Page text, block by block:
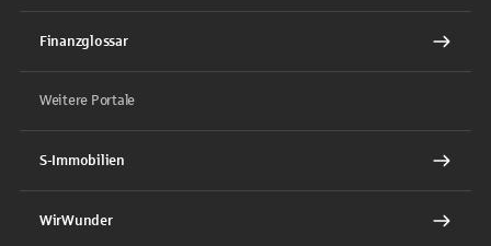
Finanzglossar
Weitere Portale
S-Immobilien
WirWunder